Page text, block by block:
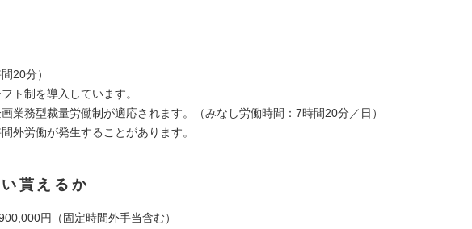
20分）
ト制を導入しています。
業務型裁量労働制が適応されます。（みなし労働時間：7時間20分／日）
外労働が発生することがあります。
貰えるか
円（固定時間外手当含む）